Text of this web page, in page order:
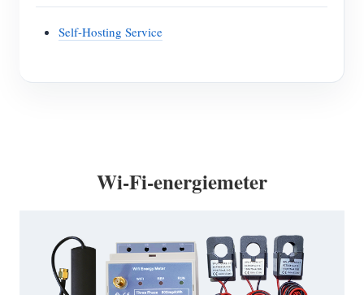
Self-Hosting Service
Wi-Fi-energiemeter